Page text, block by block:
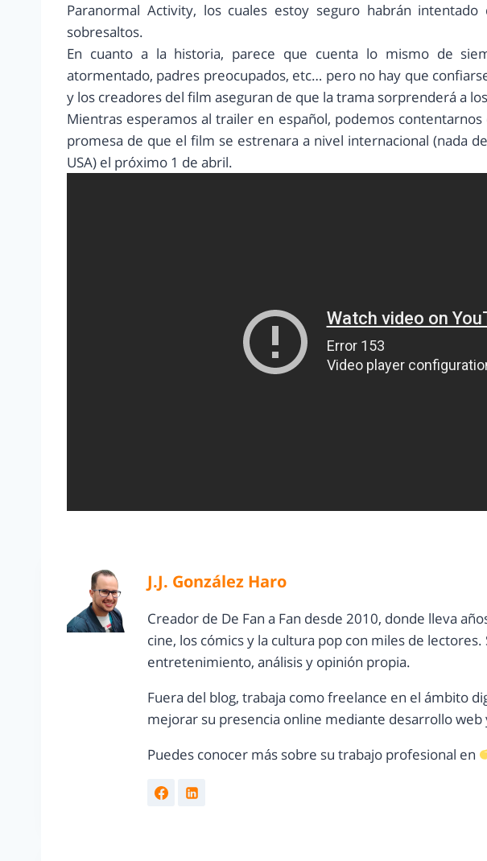
Paranormal Activity, los cuales estoy seguro habrán
sobresaltos.
En cuanto a la historia, parece que cuenta lo mismo de
atormentado, padres preocupados, etc… pero no hay que
y los creadores del film aseguran de que la trama sorprenderá a
Mientras esperamos al trailer en español, podemos
promesa de que el film se estrenara a nivel internacional (nada
USA) el próximo 1 de abril.
J.J. González Haro
Creador de De Fan a Fan desde 2010, donde lleva
cine, los cómics y la cultura pop con miles de
entretenimiento, análisis y opinión propia.
Fuera del blog, trabaja como freelance en el ámbito
mejorar su presencia online mediante desarrollo web
Puedes conocer más sobre su trabajo profesional en